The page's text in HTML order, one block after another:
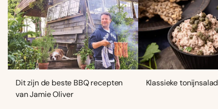
Dit zijn de beste BBQ recepten
van Jamie Oliver
Klassieke